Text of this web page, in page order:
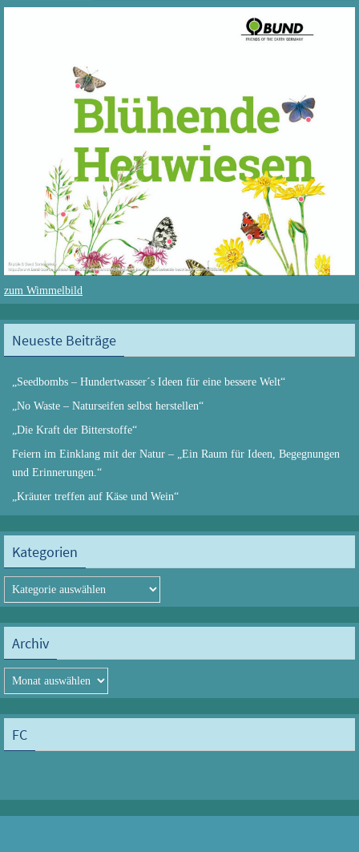
zum Wimmelbild
Neueste Beiträge
„Seedbombs – Hundertwasser´s Ideen für eine bessere Welt“
„No Waste – Naturseifen selbst herstellen“
„Die Kraft der Bitterstoffe“
Feiern im Einklang mit der Natur – „Ein Raum für Ideen, Begegnungen
und Erinnerungen.“
„Kräuter treffen auf Käse und Wein“
Kategorien
Kategorien
Archiv
Archiv
FC